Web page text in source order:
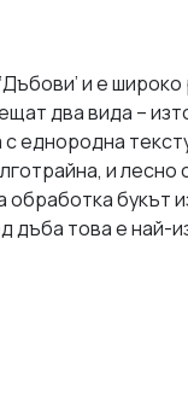
и е
два вида –
еднородна
и лесно
букът
това е най-